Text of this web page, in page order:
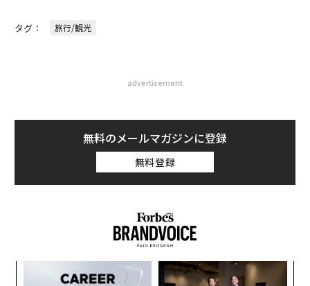
タグ： 旅行/観光
advertisement
無料のメールマガジンに登録
無料登録